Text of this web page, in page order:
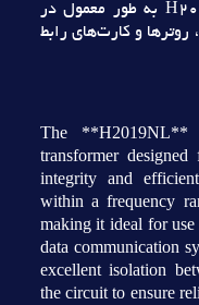
ارتباطي را بهبود مي‌بخشد. H2019NL به طور معمول در
روترها و کارت‌هاي رابط
The **H2019NL**
transformer
integrity and
within a frequency
making it ideal for
data communication
excellent isolation
the circuit to ensure